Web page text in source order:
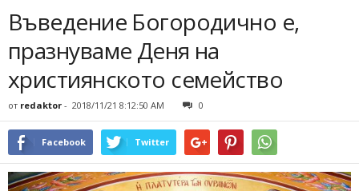
Въведение Богородично е,
празнуваме Деня на
християнското семейство
от redaktor - 2018/11/21 8:12:50 AM 0
Facebook Twitter